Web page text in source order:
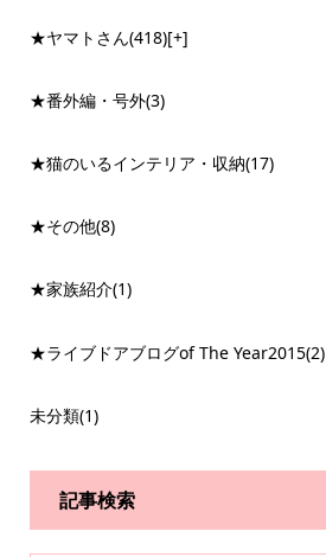
★ヤマトさん(418)[+]
★番外編・号外(3)
★猫のいるインテリア・収納(17)
★その他(8)
★家族紹介(1)
★ライブドアブログof The Year2015(2)
未分類(1)
記事検索